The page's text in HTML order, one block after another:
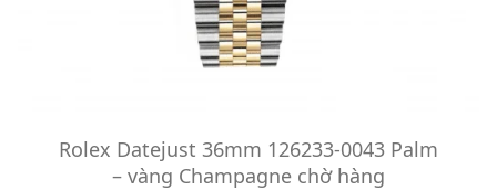
Rolex Datejust 36mm 126233-0043 Palm
– vàng Champagne chờ hàng